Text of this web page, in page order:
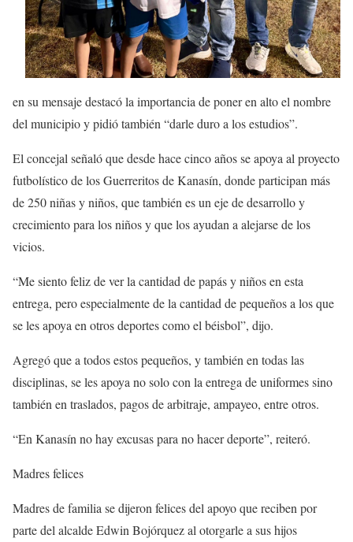
en su mensaje destacó la importancia de poner en alto el nombre
del municipio y pidió también “darle duro a los estudios”.
El concejal señaló que desde hace cinco años se apoya al proyecto
futbolístico de los Guerreritos de Kanasín, donde participan más
de 250 niñas y niños, que también es un eje de desarrollo y
crecimiento para los niños y que los ayudan a alejarse de los
vicios.
“Me siento feliz de ver la cantidad de papás y niños en esta
entrega, pero especialmente de la cantidad de pequeños a los que
se les apoya en otros deportes como el béisbol”, dijo.
Agregó que a todos estos pequeños, y también en todas las
disciplinas, se les apoya no solo con la entrega de uniformes sino
también en traslados, pagos de arbitraje, ampayeo, entre otros.
“En Kanasín no hay excusas para no hacer deporte”, reiteró.
Madres felices
Madres de familia se dijeron felices del apoyo que reciben por
parte del alcalde Edwin Bojórquez al otorgarle a sus hijos